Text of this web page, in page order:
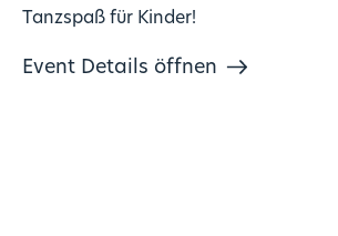
Tanzspaß für Kinder!
Event Details öffnen